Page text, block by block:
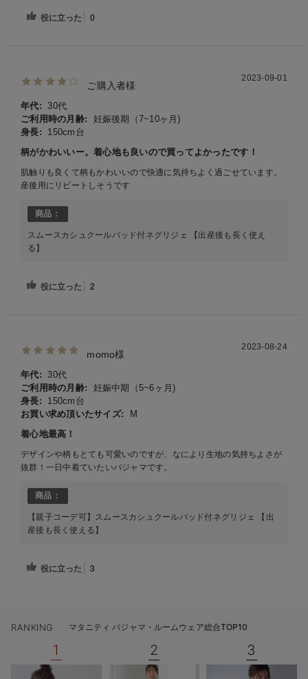
役に立った 0
ご購入者様
2023-09-01
年代:
30代
ご利用時の月齢:
妊娠後期（7~10ヶ月)
身長:
150cm台
柄がかわいいー。着心地も良いので買ってよかったです！
肌触りも良くて柄もかわいいので快適に気持ちよく過ごせています。
産後用にリピートしそうです
商品：
スムースカシュクールパッド付ネグリジェ 【出産後も長く使え
る】
役に立った 2
momo様
2023-08-24
年代:
30代
ご利用時の月齢:
妊娠中期（5~6ヶ月)
身長:
150cm台
お買い求め頂いたサイズ:
M
着心地最高！
デザインや柄もとても可愛いのですが、なにより生地の気持ちよさが
抜群！一日中着ていたいパジャマです。
商品：
【親子コーデ可】スムースカシュクールパッド付ネグリジェ 【出
産後も長く使える】
役に立った 3
RANKING マタニティ パジャマ・ルームウェア総合TOP10
1 2 3